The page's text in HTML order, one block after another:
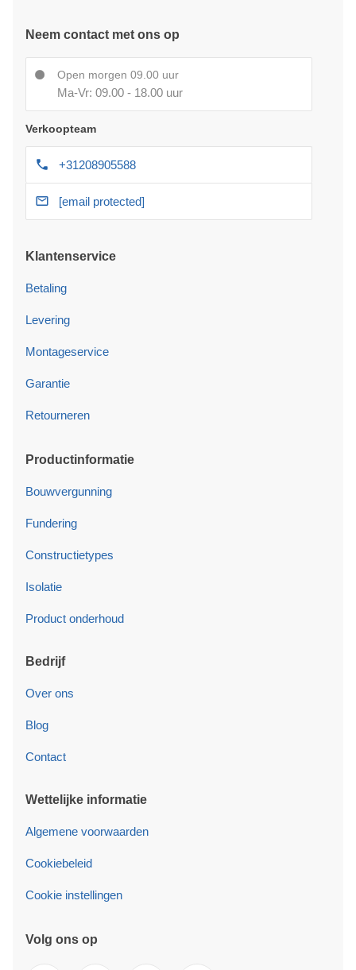
Neem contact met ons op
Open morgen 09.00 uur
Ma-Vr: 09.00 - 18.00 uur
Verkoopteam
+31208905588
[email protected]
Klantenservice
Betaling
Levering
Montageservice
Garantie
Retourneren
Productinformatie
Bouwvergunning
Fundering
Constructietypes
Isolatie
Product onderhoud
Bedrijf
Over ons
Blog
Contact
Wettelijke informatie
Algemene voorwaarden
Cookiebeleid
Cookie instellingen
Volg ons op